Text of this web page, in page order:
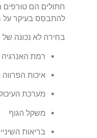
חתולים הם טורפים
להתבסס בעיקר על
בחירה לא נכונה של
רמת האנרגיה
איכות הפרווה
מערכת
משקל הגוף
בריאות